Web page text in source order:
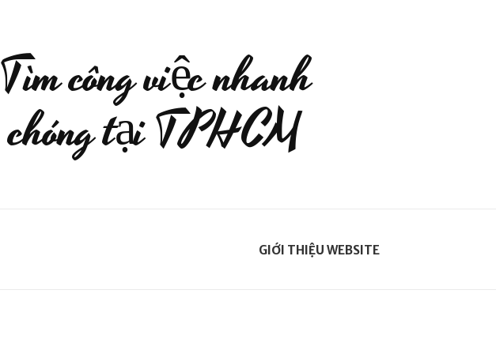
Tìm công việc nhanh
chóng tại TPHCM
GIỚI THIỆU WEBSITE